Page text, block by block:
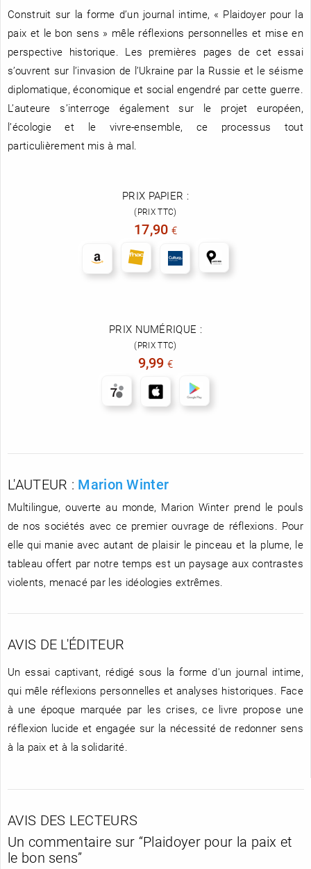
Construit sur la forme d’un journal intime, « Plaidoyer pour la
paix et le bon sens » mêle réflexions personnelles et mise en
perspective historique. Les premières pages de cet essai
s’ouvrent sur l’invasion de l’Ukraine par la Russie et le séisme
diplomatique, économique et social engendré par cette guerre.
L’auteure s’interroge également sur le projet européen,
l’écologie et le vivre-ensemble, ce processus tout
particulièrement mis à mal.
PRIX PAPIER :
(PRIX TTC)
17,90 €
PRIX NUMÉRIQUE :
(PRIX TTC)
9,99 €
L'AUTEUR : Marion Winter
Multilingue, ouverte au monde, Marion Winter prend le pouls
de nos sociétés avec ce premier ouvrage de réflexions. Pour
elle qui manie avec autant de plaisir le pinceau et la plume, le
tableau offert par notre temps est un paysage aux contrastes
violents, menacé par les idéologies extrêmes.
AVIS DE L'ÉDITEUR
Un essai captivant, rédigé sous la forme d'un journal intime,
qui mêle réflexions personnelles et analyses historiques. Face
à une époque marquée par les crises, ce livre propose une
réflexion lucide et engagée sur la nécessité de redonner sens
à la paix et à la solidarité.
AVIS DES LECTEURS
Un commentaire sur “Plaidoyer pour la paix et
le bon sens”